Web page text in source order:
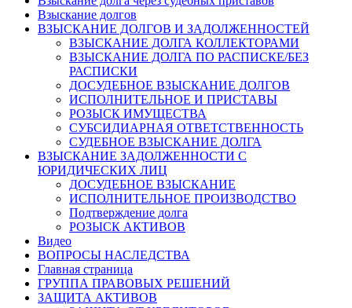
Взыскание долгов
ВЗЫСКАНИЕ ДОЛГОВ И ЗАДОЛЖЕННОСТЕЙ
ВЗЫСКАНИЕ ДОЛГА КОЛЛЕКТОРАМИ
ВЗЫСКАНИЕ ДОЛГА ПО РАСПИСКЕ/БЕЗ
РАСПИСКИ
ДОСУДЕБНОЕ ВЗЫСКАНИЕ ДОЛГОВ
ИСПОЛНИТЕЛЬНОЕ И ПРИСТАВЫ
РОЗЫСК ИМУЩЕСТВА
СУБСИДИАРНАЯ ОТВЕТСТВЕННОСТЬ
СУДЕБНОЕ ВЗЫСКАНИЕ ДОЛГА
ВЗЫСКАНИЕ ЗАДОЛЖЕННОСТИ С
ЮРИДИЧЕСКИХ ЛИЦ
ДОСУДЕБНОЕ ВЗЫСКАНИЕ
ИСПОЛНИТЕЛЬНОЕ ПРОИЗВОДСТВО
Подтверждение долга
РОЗЫСК АКТИВОВ
Видео
ВОПРОСЫ НАСЛЕДСТВА
Главная страница
ГРУППА ПРАВОВЫХ РЕШЕНИЙ
ЗАЩИТА АКТИВОВ